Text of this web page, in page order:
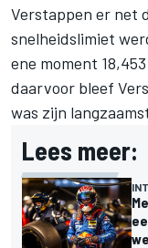
Verstappen er net
snelheidslimiet
ene moment
daarvoor bleef
was zijn
Lees meer: